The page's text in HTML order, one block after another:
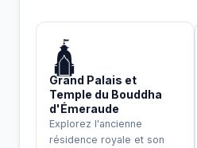
🛕
Grand Palais et
Temple du Bouddha
d'Émeraude
Explorez l'ancienne
résidence royale et son